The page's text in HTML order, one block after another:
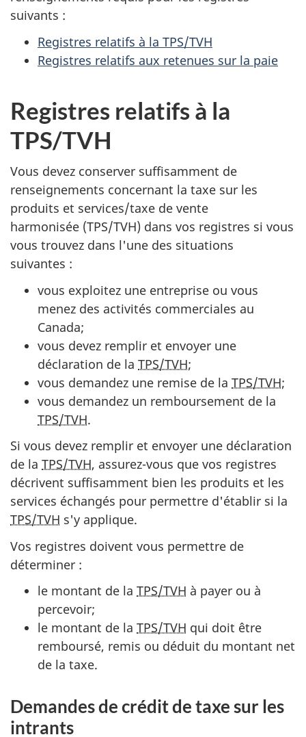
suivants :
Registres relatifs à la TPS/TVH
Registres relatifs aux retenues sur la paie
Registres relatifs à la
TPS/TVH
Vous devez conserver suffisamment de
renseignements concernant la taxe sur les
produits et services/taxe de vente
harmonisée (TPS/TVH) dans vos registres si vous
vous trouvez dans l'une des situations
suivantes :
vous exploitez une entreprise ou vous
menez des activités commerciales au
Canada;
vous devez remplir et envoyer une
déclaration de la TPS/TVH;
vous demandez une remise de la TPS/TVH;
vous demandez un remboursement de la
TPS/TVH.
Si vous devez remplir et envoyer une déclaration
de la TPS/TVH, assurez-vous que vos registres
décrivent suffisamment bien les produits et les
services échangés pour permettre d'établir si la
TPS/TVH s'y applique.
Vos registres doivent vous permettre de
déterminer :
le montant de la TPS/TVH à payer ou à
percevoir;
le montant de la TPS/TVH qui doit être
remboursé, remis ou déduit du montant net
de la taxe.
Demandes de crédit de taxe sur les
intrants